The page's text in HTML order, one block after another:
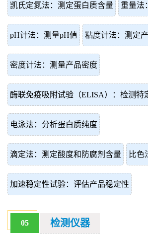
凯氏定氮法：测定蛋白质含量 重量法
pH计法：测量pH值 粘度计法：测定
密度计法：测量产品密度
酶联免疫吸附试验（ELISA）：检测特
电泳法：分析蛋白质纯度
滴定法：测定酸度和防腐剂含量 比色
加速稳定性试验：评估产品稳定性
05 检测仪器